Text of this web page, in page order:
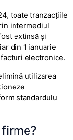
toate tranzacțiile
intermediul
extinsă și
din 1 ianuarie
electronice.
utilizarea
standardului